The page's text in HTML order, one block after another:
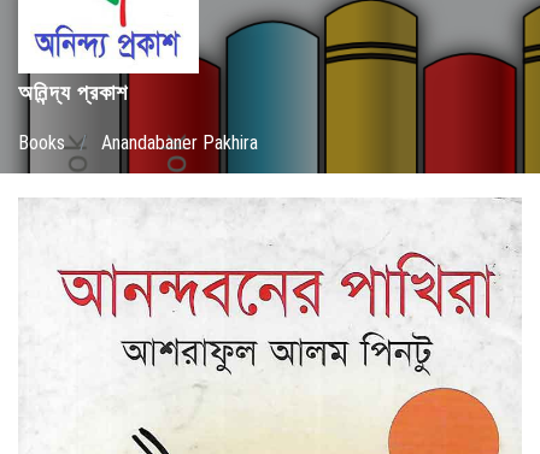
অনিন্দ্য প্রকাশ
Books / Anandabaner Pakhira